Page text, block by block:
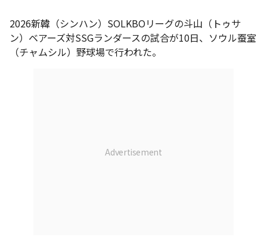
2026新韓（シンハン）SOLKBOリーグの斗山（トゥサ
ン）ベアーズ対SSGランダースの試合が10日、ソウル蚕室
（チャムシル）野球場で行われた。